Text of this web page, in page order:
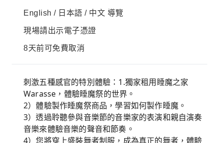
English / 日本語 / 中文 導覽
現場請出示電子憑證
8天前可免費取消
刺激五種感官的特別體驗：1.獨家租用睡魔之家
Warasse，體驗睡魔祭的世界。
2）體驗製作睡魔祭商品，學習如何製作睡魔。
3）透過聆聽參與音樂節的音樂家的表演和親自演奏
音樂來體驗音樂的聲音和節奏。
4）您將穿上盛裝舞者制服，成為真正的舞者，體驗